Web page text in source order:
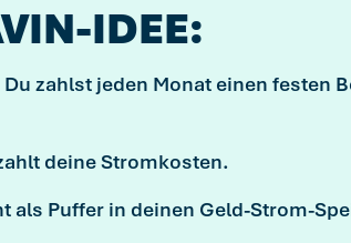
IDEE:
zahlst jeden Monat einen festen
deine Stromkosten.
als Puffer in deinen Geld-Strom-